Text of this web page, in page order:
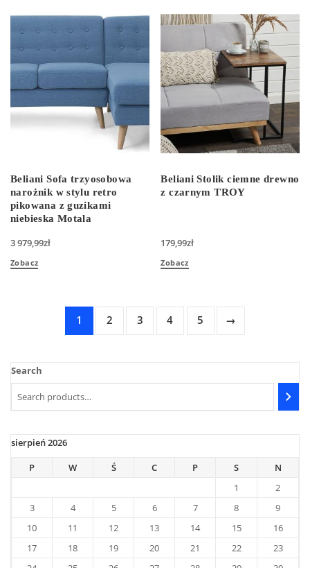
Beliani Sofa trzyosobowa
narożnik w stylu retro
pikowana z guzikami
niebieska Motala
3 979,99zł
Zobacz
Beliani Stolik ciemne drewno
z czarnym TROY
179,99zł
Zobacz
1 2 3 4 5 →
Search
sierpień 2026
P
W Ś C P S
N
1
2
3
4 5 6 7 8
9
10
11 12 13 14 15
16
17
18 19 20 21 22
23